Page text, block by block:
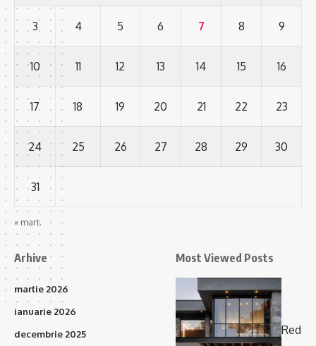
3 4 5 6 7 8 9
10 11 12 13 14 15 16
17 18 19 20 21 22 23
24 25 26 27 28 29 30
31
« mart.
Arhive
martie 2026
ianuarie 2026
decembrie 2025
Most Viewed Posts
Red